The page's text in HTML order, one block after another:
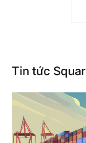
Tin tức